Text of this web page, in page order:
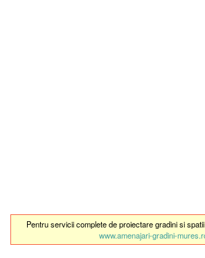
Pentru servicii complete de proiectare gradini si
www.amenajari-gradini-